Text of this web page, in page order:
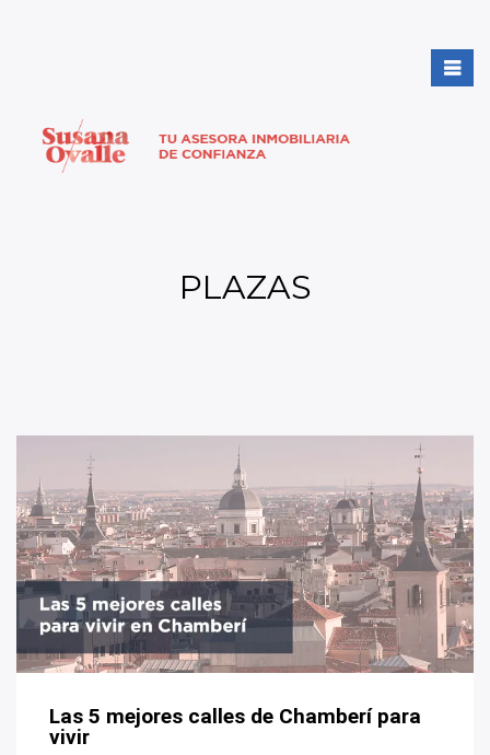
PLAZAS
Las 5 mejores calles de Chamberí para
vivir